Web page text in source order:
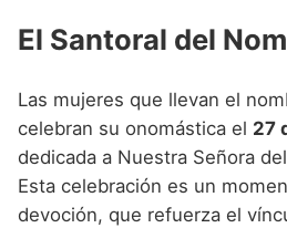
El Santoral del
Las mujeres que llevan el
celebran su onomástica el 27
dedicada a Nuestra Señora
Esta celebración es un
devoción, que refuerza el